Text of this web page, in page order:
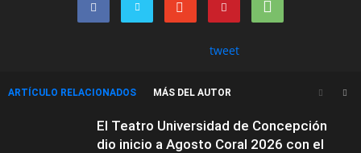
tweet
ARTÍCULO RELACIONADOS MÁS DEL AUTOR
El Teatro Universidad de Concepción
dio inicio a Agosto Coral 2026 con el